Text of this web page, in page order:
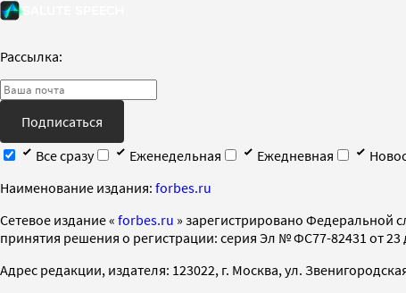
Рассылка:
Подписаться
Все сразу
Еженедельная Ежедневная
Наименование издания: forbes.ru
Cетевое издание « forbes.ru » зарегистрировано Федеральной
принятия решения о регистрации: серия Эл № ФС77-82431 от 23
Адрес редакции, издателя: 123022, г. Москва, ул.